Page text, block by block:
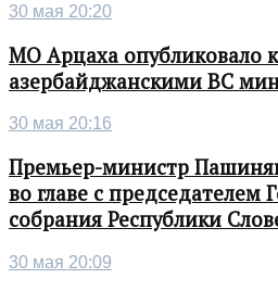
30 мая 20:20
МО Арцаха опубликовало
азербайджанскими ВС
30 мая 20:16
Премьер-министр
во главе с председателем
собрания Республики
30 мая 20:09